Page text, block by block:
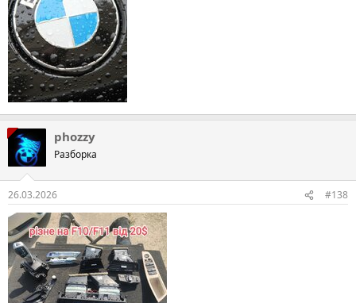
phozzy
Разборка
26.03.2026 #138